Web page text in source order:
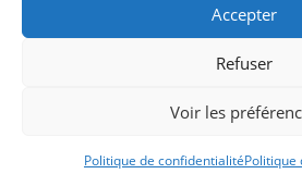
Accepter
Refuser
Voir les
Politique de confidentialitéPolitique
Index LD création de sites internet
réservée aux